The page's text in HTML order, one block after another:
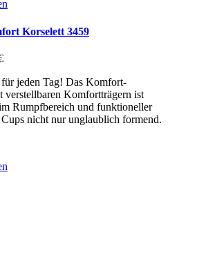
Korselett 3459
jeden Tag! Das Komfort-
verstellbaren Komfortträgern ist
Rumpfbereich und funktioneller
nicht nur unglaublich formend.